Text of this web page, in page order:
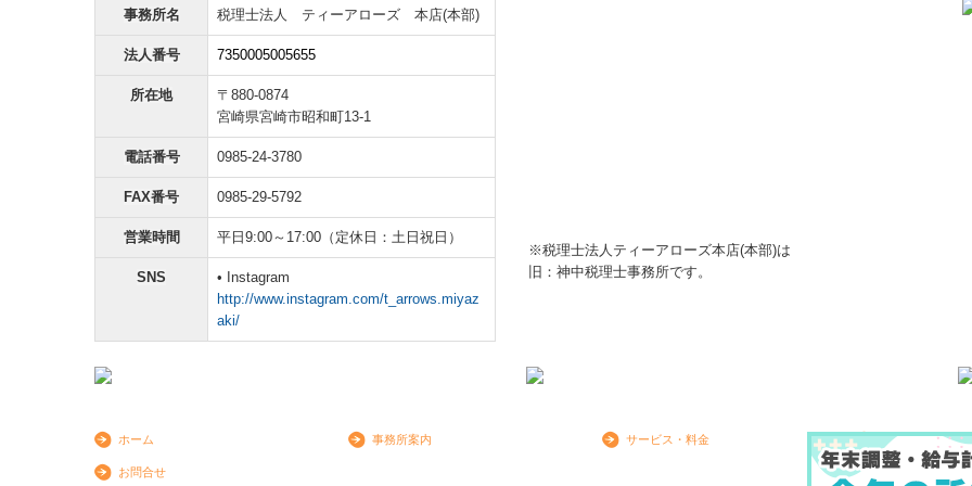
事務所名 税理士法人 ティーアローズ 本店(本部)
法人番号 7350005005655
所在地
〒880-0874
宮崎県宮崎市昭和町13-1
電話番号 0985-24-3780
FAX番号 0985-29-5792
営業時間 平日9:00～17:00（定休日：土日祝日）
SNS
• Instagram
http://www.instagram.com/t_arrows.miyaz
aki/
※税理士法人ティーアローズ本店(本部)は
旧：神中税理士事務所です。
ホーム 事務所案内 サービス・料金 お客様の声
お問合せ